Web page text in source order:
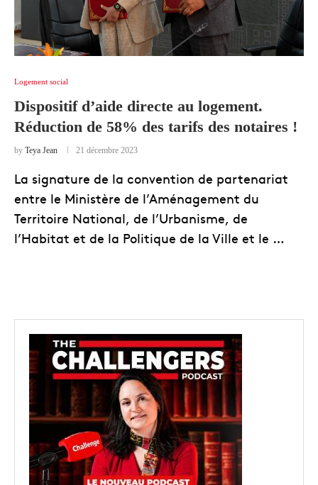
Logement social
Dispositif d’aide directe au logement.
Réduction de 58% des tarifs des notaires !
by Teya Jean 21 décembre 2023
La signature de la convention de partenariat
entre le Ministère de l’Aménagement du
Territoire National, de l’Urbanisme, de
l’Habitat et de la Politique de la Ville et le …